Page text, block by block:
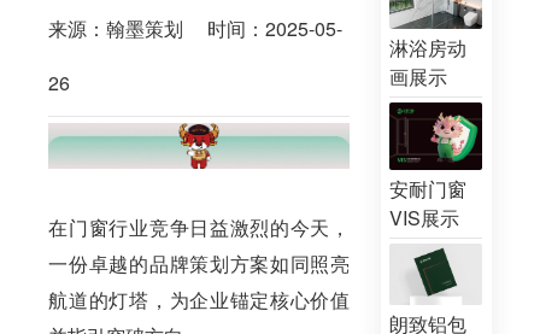
来源：翰墨策划
时间：2025-05-
26
在门窗行业竞争日益激烈的今天，
一份卓越的品牌策划方案如同照亮
航道的灯塔，为企业锚定核心价值
淋浴房动
画展示
安耐门窗
VIS展示
朗致铝包